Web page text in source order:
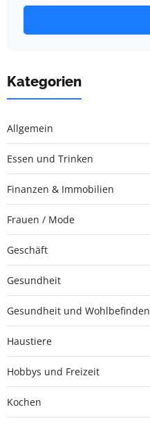
Kategorien
Allgemein
Essen und Trinken
Finanzen & Immobilien
Frauen / Mode
Geschäft
Gesundheit
Gesundheit und Wohlbefinden
Haustiere
Hobbys und Freizeit
Kochen